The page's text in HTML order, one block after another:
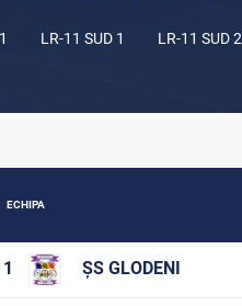
LR-11 SUD 1 LR-11 SUD 2
ECHIPA
1 ȘS GLODENI